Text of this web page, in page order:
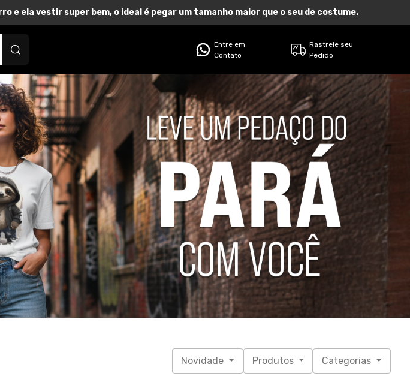
ela vestir super bem, o ideal é pegar um tamanho maior que o seu de costume.
Entre em
Contato
Rastreie seu
Pedido
Novidade Produtos Categorias